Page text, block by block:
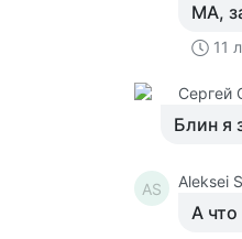
МА,
11
Сергей
Блин я
AS Aleksei
А что